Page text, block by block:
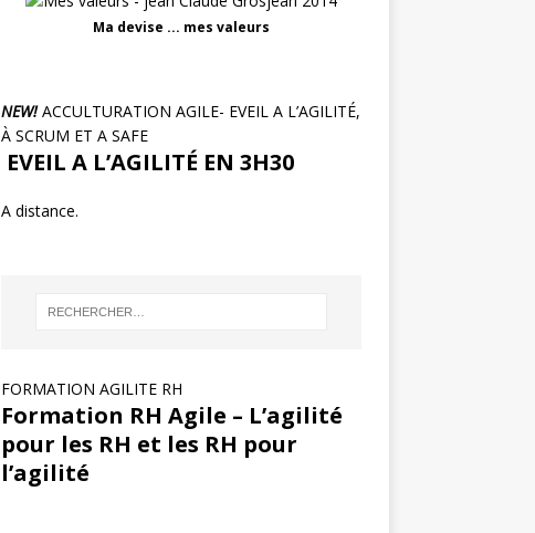
Ma devise ... mes valeurs
NEW!ACCULTURATION AGILE- EVEIL A L’AGILITÉ,
À SCRUM ET A SAFE
EVEIL A L’AGILITÉ EN 3H30
A distance.
FORMATION AGILITE RH
Formation RH Agile – L’agilité
pour les RH et les RH pour
l’agilité